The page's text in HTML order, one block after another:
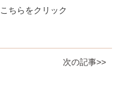
ちらをクリック
次の記事>>